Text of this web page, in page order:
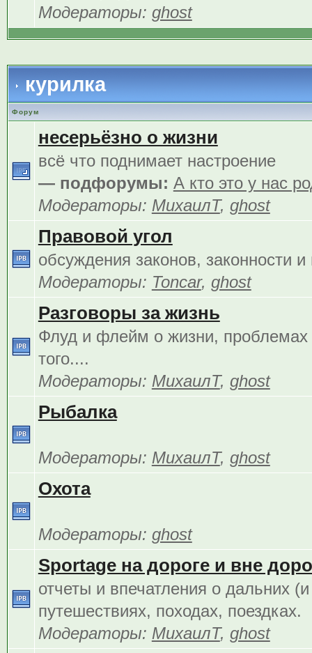
Модераторы: ghost
курилка
Форум
несерьёзно о жизни
всё что поднимает настроение
— подфорумы: А кто это у нас
Модераторы: МихаилТ, ghost
Правовой угол
обсуждения законов, законности и
Модераторы: Toncar, ghost
Разговоры за жизнь
Флуд и флейм о жизни, проблемах
того....
Модераторы: МихаилТ, ghost
Рыбалка
Модераторы: МихаилТ, ghost
Охота
Модераторы: ghost
Sportage на дороге и вне
отчеты и впечатления о дальних
путешествиях, походах, поездках.
Модераторы: МихаилТ, ghost